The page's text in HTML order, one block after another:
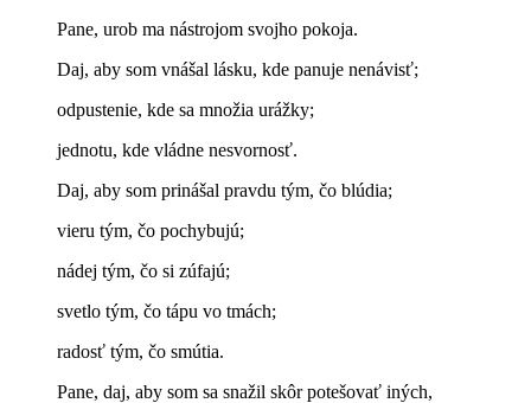
Pane, urob ma nástrojom svojho pokoja.
Daj, aby som vnášal lásku, kde panuje nenávisť;
odpustenie, kde sa množia urážky;
jednotu, kde vládne nesvornosť.
Daj, aby som prinášal pravdu tým, čo blúdia;
vieru tým, čo pochybujú;
nádej tým, čo si zúfajú;
svetlo tým, čo tápu vo tmách;
radosť tým, čo smútia.
Pane, daj, aby som sa snažil skôr potešovať iných,